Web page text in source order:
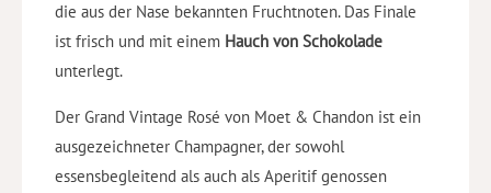
die aus der Nase bekannten Fruchtnoten. Das Finale
ist frisch und mit einem Hauch von Schokolade
unterlegt.
Der Grand Vintage Rosé von Moet & Chandon ist ein
ausgezeichneter Champagner, der sowohl
essensbegleitend als auch als Aperitif genossen